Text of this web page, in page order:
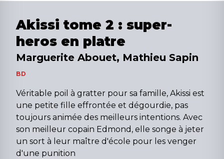
Akissi tome 2 : super-
heros en platre
Marguerite Abouet, Mathieu Sapin
BD
Véritable poil à gratter pour sa famille, Akissi est
une petite fille effrontée et dégourdie, pas
toujours animée des meilleurs intentions. Avec
son meilleur copain Edmond, elle songe à jeter
un sort à leur maître d'école pour les venger
d'une punition